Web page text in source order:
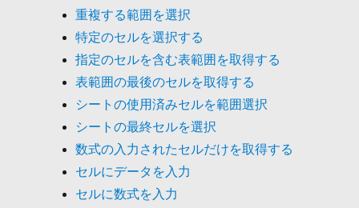
重複する範囲を選択
特定のセルを選択する
指定のセルを含む表範囲を取得する
表範囲の最後のセルを取得する
シートの使用済みセルを範囲選択
シートの最終セルを選択
数式の入力されたセルだけを取得する
セルにデータを入力
セルに数式を入力